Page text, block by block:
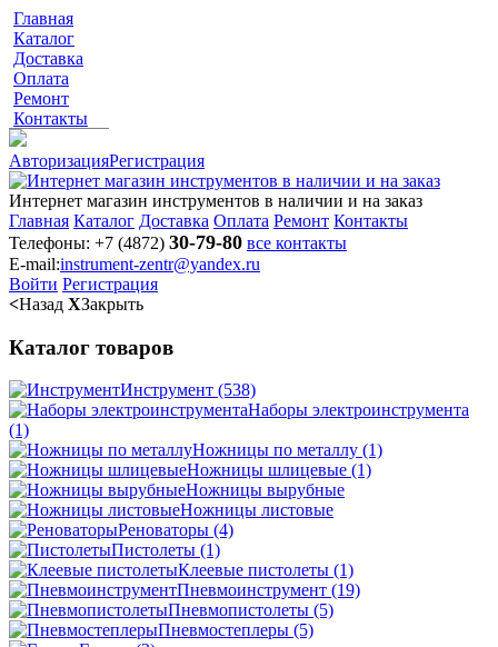
Главная
Каталог
Доставка
Оплата
Ремонт
Контакты
АвторизацияРегистрация
Интернет магазин инструментов в наличии и на заказ
Главная Каталог Доставка Оплата Ремонт Контакты
Телефоны: +7 (4872) 30-79-80 все контакты
E-mail:instrument-zentr@yandex.ru
Войти Регистрация
<Назад XЗакрыть
Каталог товаров
Инструмент (538)
Наборы электроинструмента
(1)
Ножницы по металлу (1)
Ножницы шлицевые (1)
Ножницы вырубные
Ножницы листовые
Реноваторы (4)
Пистолеты (1)
Клеевые пистолеты (1)
Пневмоинструмент (19)
Пневмопистолеты (5)
Пневмостеплеры (5)